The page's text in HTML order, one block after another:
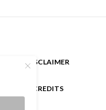
DISCLAIMER
CREDITS